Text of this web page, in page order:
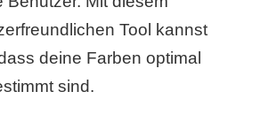
Tool kannst
deine Farben optimal
sind.